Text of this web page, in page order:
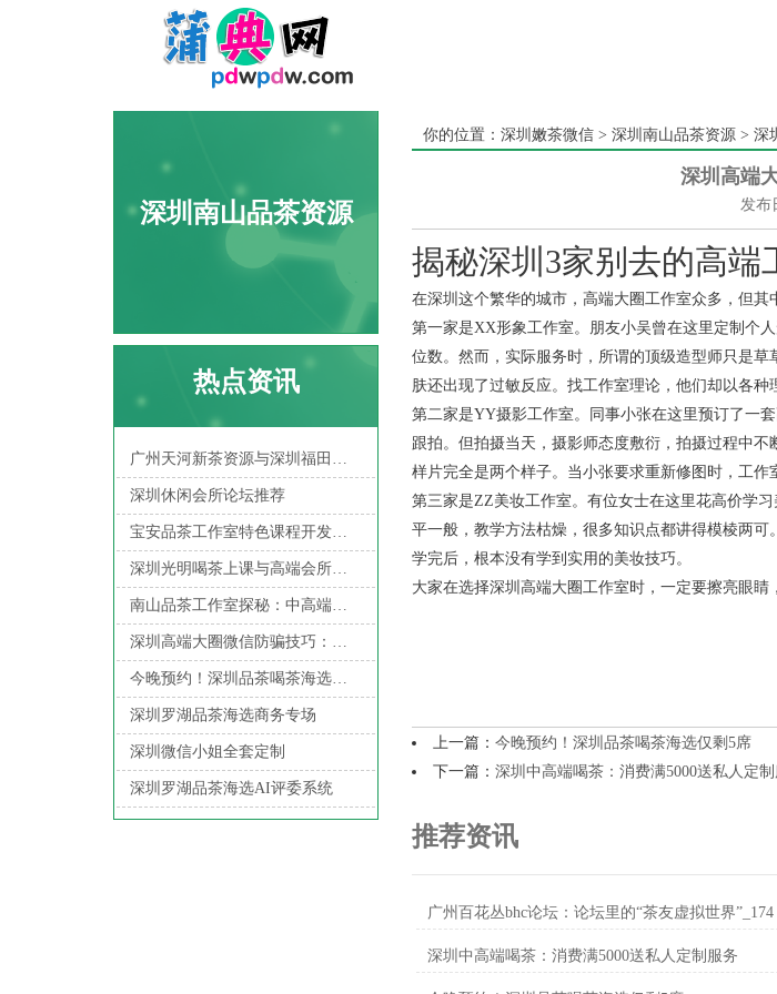
深圳南山品茶资源
热点资讯
广州天河新茶资源与深圳福田喝茶微信：本地人私藏的5个高效渠道推荐
深圳休闲会所论坛推荐
宝安品茶工作室特色课程开发与市场定位_219
深圳光明喝茶上课与高端会所课程体系对比
南山品茶工作室探秘：中高端服务与微信预约的便捷结合_17
深圳高端大圈微信防骗技巧：识别虚假信息
今晚预约！深圳品茶喝茶海选仅剩5席
深圳罗湖品茶海选商务专场
深圳微信小姐全套定制
深圳罗湖品茶海选AI评委系统
你的位置：深圳嫩茶微信 >深圳南山品茶资源 > 深
深圳高端
发布
揭秘深圳3家别去的高端
在深圳这个繁华的城市，高端大圈工作室众多，但
第一家是XX形象工作室。朋友小吴曾在这里定制个
位数。然而，实际服务时，所谓的顶级造型师只是
肤还出现了过敏反应。找工作室理论，他们却以各种
第二家是YY摄影工作室。同事小张在这里预订了一
跟拍。但拍摄当天，摄影师态度敷衍，拍摄过程中
样片完全是两个样子。当小张要求重新修图时，工作
第三家是ZZ美妆工作室。有位女士在这里花高价学
平一般，教学方法枯燥，很多知识点都讲得模棱两
学完后，根本没有学到实用的美妆技巧。
大家在选择深圳高端大圈工作室时，一定要擦亮眼睛
上一篇：今晚预约！深圳品茶喝茶海选仅剩5席
下一篇：深圳中高端喝茶：消费满5000送私人定
推荐资讯
‌广州百花丛bhc论坛‌：论坛里的“茶友虚拟世界”_174
深圳中高端喝茶：消费满5000送私人定制服务